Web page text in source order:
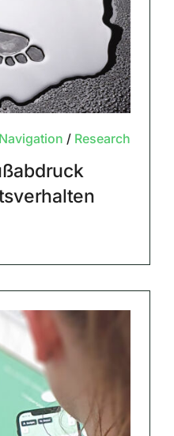
Navigation / Research